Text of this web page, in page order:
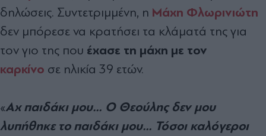
δηλώσεις. Συντετριμμένη, η Μάχη Φλωρινιώτη
δεν μπόρεσε να κρατήσει τα κλάματά της για
τον γιο της που έχασε τη μάχη με τον
καρκίνο σε ηλικία 39 ετών.
«Αχ παιδάκι μου… Ο Θεούλης δεν μου
λυπήθηκε το παιδάκι μου… Τόσοι καλόγεροι